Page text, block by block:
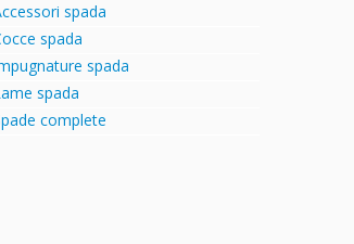
spada
spada
spada
spada
complete